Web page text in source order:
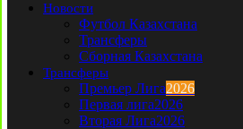
Новости
Футбол Казахстана
Трансферы
Сборная Казахстана
Трансферы
Премьер Лига2026
Первая лига2026
Вторая Лига2026